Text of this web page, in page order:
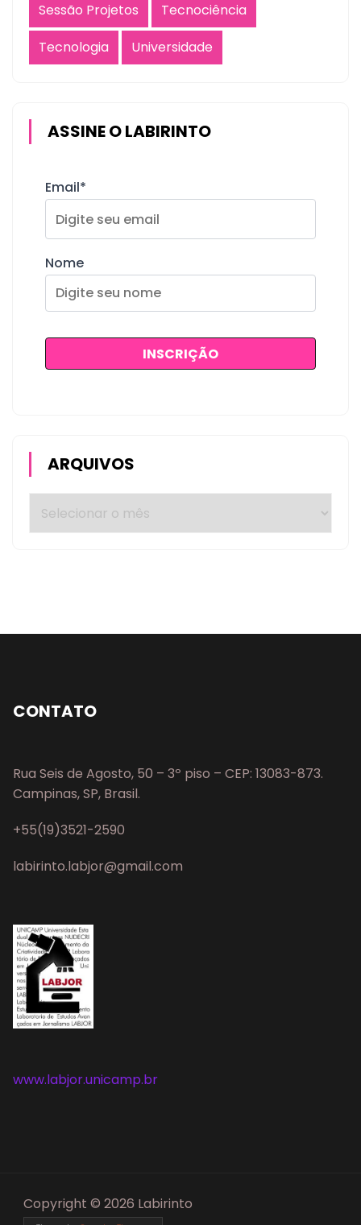
Sessão Projetos
Tecnociência
Tecnologia
Universidade
ASSINE O LABIRINTO
Email*
Nome
ARQUIVOS
CONTATO
Rua Seis de Agosto, 50 – 3º piso – CEP: 13083-873.
Campinas, SP, Brasil.
+55(19)3521-2590
labirinto.labjor@gmail.com
www.labjor.unicamp.br
Copyright © 2026 Labirinto